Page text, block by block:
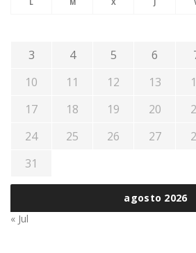
agosto 2026
L M X
3
4 5 6
10
11 12 13
17
18 19 20
24
25 26 27
31
« Jul